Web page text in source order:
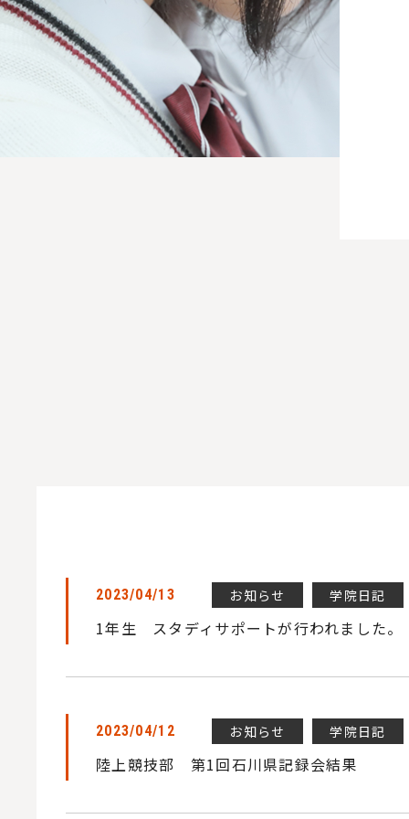
2023/04/13 お知らせ 学院日記
1年生 スタディサポートが行われました。
2023/04/12 お知らせ 学院日記
陸上競技部 第1回石川県記録会結果